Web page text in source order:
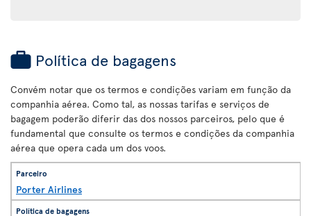
Política de bagagens
Convém notar que os termos e condições variam em função da
companhia aérea. Como tal, as nossas tarifas e serviços de
bagagem poderão diferir das dos nossos parceiros, pelo que é
fundamental que consulte os termos e condições da companhia
aérea que opera cada um dos voos.
Porter Airlines